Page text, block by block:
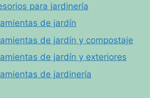
para jardinería
de jardín
de jardín y compostaje
de jardín y exteriores
de jardinería